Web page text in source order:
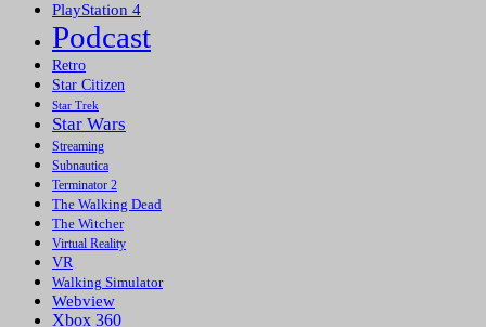
PlayStation 4
Podcast
Retro
Star Citizen
Star Trek
Star Wars
Streaming
Subnautica
Terminator 2
The Walking Dead
The Witcher
Virtual Reality
VR
Walking Simulator
Webview
Xbox 360